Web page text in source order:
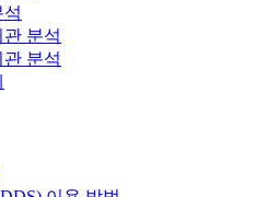
분석
분석